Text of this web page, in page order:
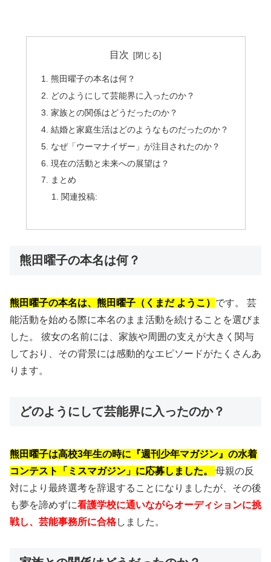
目次
熊田曜子の本名は何？
どのようにして芸能界に入ったのか？
家族との関係はどうだったのか？
結婚と家庭生活はどのようなものだったのか？
なぜ「ウーマナイザー」が注目されたのか？
現在の活動と未来への展望は？
まとめ
関連投稿:
熊田曜子の本名は何？
熊田曜子の本名は、熊田曜子（くまだ ようこ） です。 芸
能活動を始める際に本名のまま活動を続けることを選びま
した。 彼女の名前には、家族や周囲の支えが大きく関与
しており、その背景には感動的なエピソードがたくさんあ
ります。
どのようにして芸能界に入ったのか？
熊田曜子は高校3年生の時に『週刊少年マガジン』の水着
コンテスト「ミスマガジン」に応募しました。
母親の反
対により最終選考を辞退することになりましたが、その後
も夢を諦めずに看護学校に通いながらオーディションに挑
戦し、芸能事務所に合格しました。